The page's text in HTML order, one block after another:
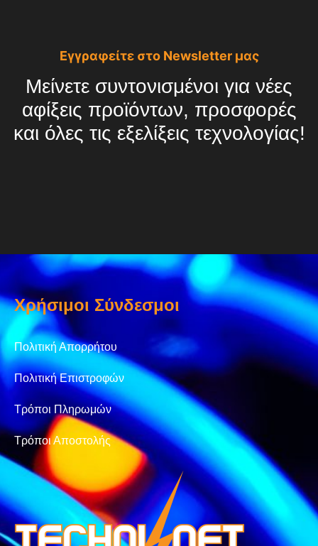
Εγγραφείτε στο Newsletter μας
Μείνετε συντονισμένοι για νέες
αφίξεις προϊόντων, προσφορές
και όλες τις εξελίξεις τεχνολογίας!
Χρήσιμοι Σύνδεσμοι
Πολιτική Απορρήτου
Πολιτική Επιστροφών
Τρόποι Πληρωμών
Τρόποι Αποστολής